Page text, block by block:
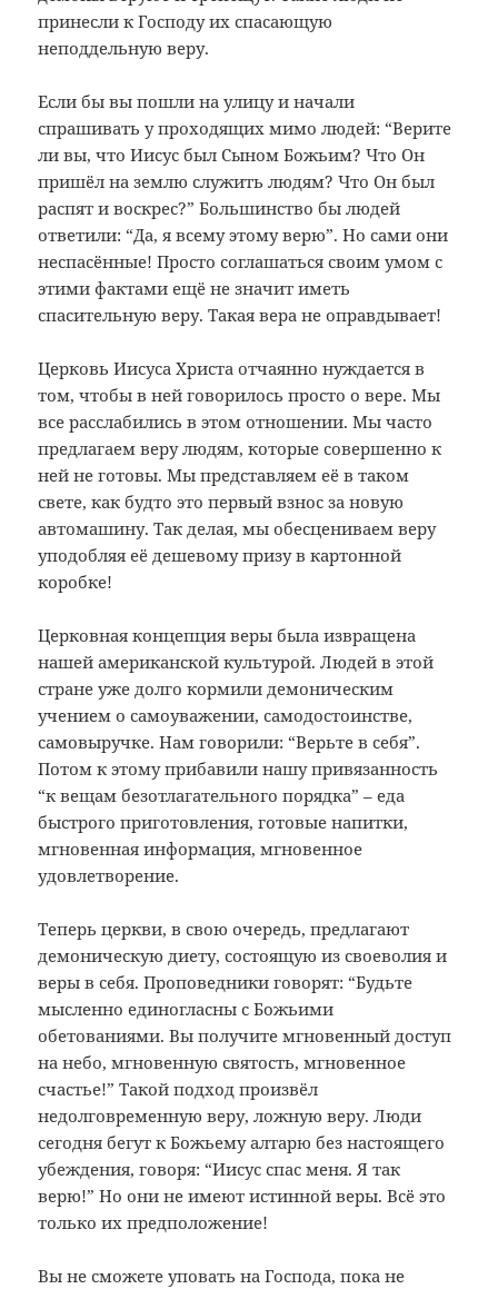
принесли к Господу их спасающую
неподдельную веру.
Если бы вы пошли на улицу и начали
спрашивать у проходящих мимо людей: “Верите
ли вы, что Иисус был Сыном Божьим? Что Он
пришёл на землю служить людям? Что Он был
распят и воскрес?” Большинство бы людей
ответили: “Да, я всему этому верю”. Но сами они
неспасённые! Просто соглашаться своим умом с
этими фактами ещё не значит иметь
спасительную веру. Такая вера не оправдывает!
Церковь Иисуса Христа отчаянно нуждается в
том, чтобы в ней говорилось просто о вере. Мы
все расслабились в этом отношении. Мы часто
предлагаем веру людям, которые совершенно к
ней не готовы. Мы представляем её в таком
свете, как будто это первый взнос за новую
автомашину. Так делая, мы обесцениваем веру
уподобляя её дешевому призу в картонной
коробке!
Церковная концепция веры была извращена
нашей американской культурой. Людей в этой
стране уже долго кормили демоническим
учением о самоуважении, самодостоинстве,
самовыручке. Нам говорили: “Верьте в себя”.
Потом к этому прибавили нашу привязанность
“к вещам безотлагательного порядка” – еда
быстрого приготовления, готовые напитки,
мгновенная информация, мгновенное
удовлетворение.
Теперь церкви, в свою очередь, предлагают
демоническую диету, состоящую из своеволия и
веры в себя. Проповедники говорят: “Будьте
мысленно единогласны с Божьими
обетованиями. Вы получите мгновенный доступ
на небо, мгновенную святость, мгновенное
счастье!” Такой подход произвёл
недолговременную веру, ложную веру. Люди
сегодня бегут к Божьему алтарю без настоящего
убеждения, говоря: “Иисус спас меня. Я так
верю!” Но они не имеют истинной веры. Всё это
только их предположение!
Вы не сможете уповать на Господа, пока не